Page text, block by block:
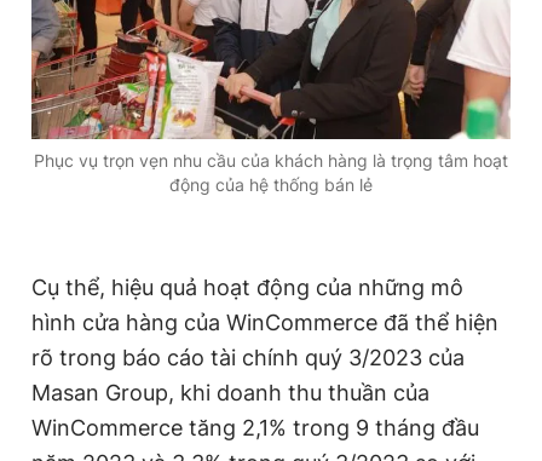
Phục vụ trọn vẹn nhu cầu của khách hàng là trọng tâm hoạt
động của hệ thống bán lẻ
Cụ thể, hiệu quả hoạt động của những mô
hình cửa hàng của WinCommerce đã thể hiện
rõ trong báo cáo tài chính quý 3/2023 của
Masan Group, khi doanh thu thuần của
WinCommerce tăng 2,1% trong 9 tháng đầu